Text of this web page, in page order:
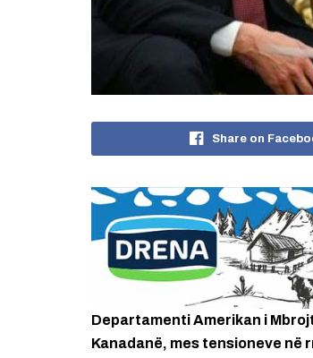
Share on
Departamenti Amerikan i
Kanadanë, mes tensioneve në